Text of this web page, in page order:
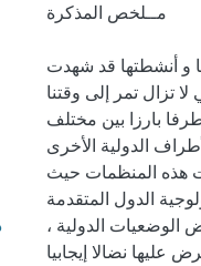
مــلخص المذكرة
و أنشطتها قد شهدت
تزال تمر إلى وقتنا
بارزا بين مختلف
الدولية الأخرى.
هذه المنظمات حيث
الدول المتقدمة.
الدولية ،
نضالا إيجابيا.